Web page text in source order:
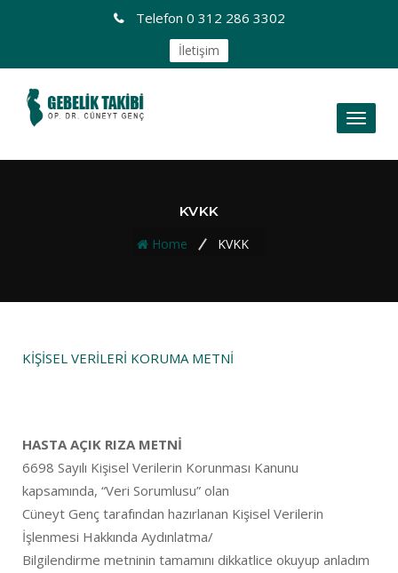
Telefon 0 312 286 3302
İletişim
Toggle
KVKK
Home
KVKK
KİŞİSEL VERİLERİ KORUMA METNİ
HASTA AÇIK RIZA METNİ
6698 Sayılı Kişisel Verilerin Korunması Kanunu
kapsamında, “Veri Sorumlusu” olan
Cüneyt Genç tarafından hazırlanan Kişisel Verilerin
İşlenmesi Hakkında Aydınlatma/
Bilgilendirme metninin tamamını dikkatlice okuyup anladım